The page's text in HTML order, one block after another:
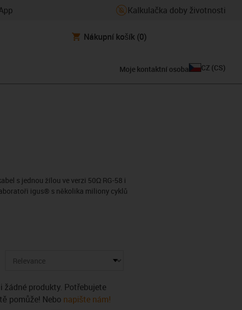
Kalkulačka doby životnosti
Nákupní košík (0)
Moje kontaktní osoba CZ (CS)
s jednou žílou ve verzi 50Ω RG-58 i
igus® s několika miliony cyklů
produkty. Potřebujete
pomůže! Nebo napište nám!